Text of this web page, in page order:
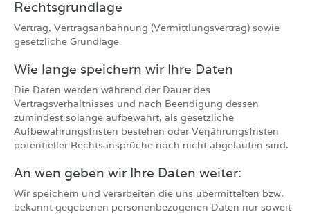
Rechtsgrundlage
Vertrag, Vertragsanbahnung (Vermittlungsvertrag) sowie
gesetzliche Grundlage
Wie lange speichern wir Ihre Daten
Die Daten werden während der Dauer des
Vertragsverhältnisses und nach Beendigung dessen
zumindest solange aufbewahrt, als gesetzliche
Aufbewahrungsfristen bestehen oder Verjährungsfristen
potentieller Rechtsansprüche noch nicht abgelaufen sind.
An wen geben wir Ihre Daten weiter:
Wir speichern und verarbeiten die uns übermittelten bzw.
bekannt gegebenen personenbezogenen Daten nur soweit